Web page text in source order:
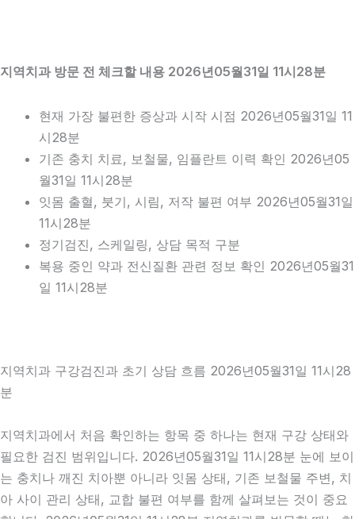
지역치과 방문 전 체크할 내용 2026년05월31일 11시28분
현재 가장 불편한 증상과 시작 시점 2026년05월31일 11
시28분
기존 충치 치료, 보철물, 임플란트 이력 확인 2026년05
월31일 11시28분
잇몸 출혈, 붓기, 시림, 저작 불편 여부 2026년05월31일
11시28분
정기검진, 스케일링, 상담 목적 구분
복용 중인 약과 전신질환 관련 정보 확인 2026년05월31
일 11시28분
지역치과 구강검진과 초기 상담 흐름 2026년05월31일 11시28
분
지역치과에서 처음 확인하는 항목 중 하나는 현재 구강 상태와
필요한 검진 범위입니다. 2026년05월31일 11시28분 눈에 보이
는 충치나 깨진 치아뿐 아니라 잇몸 상태, 기존 보철물 주변, 치
아 사이 관리 상태, 교합 불편 여부를 함께 살펴보는 것이 중요